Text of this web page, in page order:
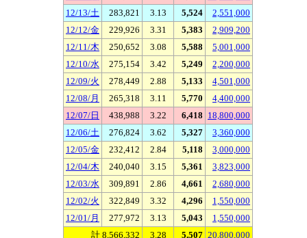
12/13/土
283,821 3.13 5,524
2,551,000
12/12/金
229,926 3.31 5,383
2,909,200
12/11/木
250,652 3.08 5,588
5,001,000
12/10/水
275,154 3.42 5,249
2,200,000
12/09/火
278,449 2.88 5,133
4,501,000
12/08/月
265,318 3.11 5,770
4,400,000
12/07/日
438,988 3.22 6,418 18,800,000
12/06/土
276,824 3.62 5,327
3,360,000
12/05/金
232,412 2.84 5,118
3,000,000
12/04/木
240,040 3.15 5,361
3,823,000
12/03/水
309,891 2.86 4,661
2,680,000
12/02/火
322,849 3.32 4,296
1,550,000
12/01/月
277,972 3.13 5,043
1,550,000
計 8,566,332
3.28 5,507 20,800,000